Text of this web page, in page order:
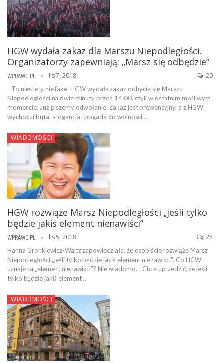
HGW wydała zakaz dla Marszu Niepodległości.
Organizatorzy zapewniają: „Marsz się odbędzie”
WPRAWO.PL lis 7, 2018 20
- To niestety nie fake. HGW wydała zakaz odbycia się Marszu
Niepodległości na dwie minuty przed 14:00, czyli w ostatnim możliwym
momencie. Już piszemy odwołanie. Zakaz jest prewencyjny, a z HGW
wychodzi buta, arogancja i pogada do wolności…
WIADOMOŚCI
HGW rozwiąże Marsz Niepodległości „jeśli tylko
będzie jakiś element nienawiści”
WPRAWO.PL lis 5, 2018 25
Hanna Gronkiewicz-Waltz zapowiedziała, że osobiście rozwiąże Marsz
Niepodległości „jeśli tylko będzie jakiś element nienawiści”. Co HGW
uznaje za „element nienawiści”? Nie wiadomo. - Chcę uprzedzić, że jeśli
tylko będzie jakiś element…
WIADOMOŚCI